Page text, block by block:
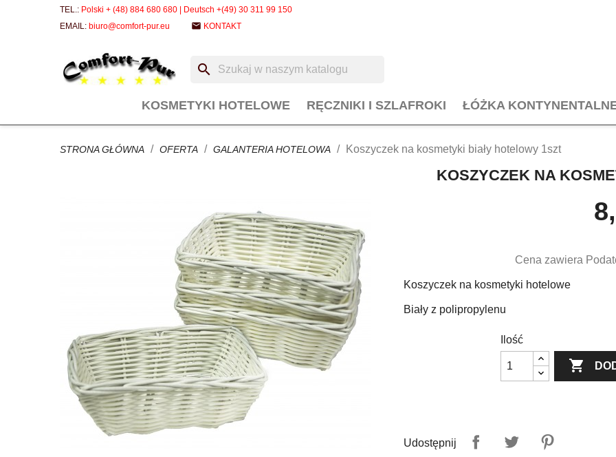
TEL.: Polski + (48) 884 680 680 | Deutsch +(49) 30 311 99 150
EMAIL: biuro@comfort-pur.eu email KONTAKT
search
KOSMETYKI HOTELOWE RĘCZNIKI I SZLAFROKI ŁÓŻKA
STRONA GŁÓWNA OFERTA GALANTERIA HOTELOWA Koszyczek na kosmetyki biały hotelowy 1szt
KOSZYCZEK NA
Cena zawiera
Koszyczek na kosmetyki hotelowe
Biały z polipropylenu
Ilość

Udostępnij